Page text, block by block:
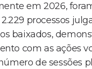
em 2026,
processos
baixados,
com as ações
de sessões